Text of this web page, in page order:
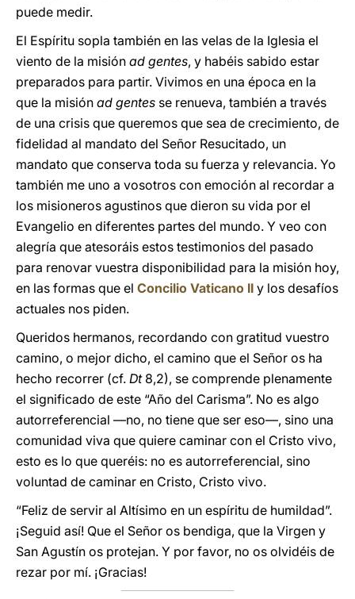
puede medir.
El Espíritu sopla también en las velas de la Iglesia el
viento de la misión ad gentes, y habéis sabido estar
preparados para partir. Vivimos en una época en la
que la misión ad gentes se renueva, también a través
de una crisis que queremos que sea de crecimiento, de
fidelidad al mandato del Señor Resucitado, un
mandato que conserva toda su fuerza y relevancia. Yo
también me uno a vosotros con emoción al recordar a
los misioneros agustinos que dieron su vida por el
Evangelio en diferentes partes del mundo. Y veo con
alegría que atesoráis estos testimonios del pasado
para renovar vuestra disponibilidad para la misión hoy,
en las formas que el Concilio Vaticano II y los desafíos
actuales nos piden.
Queridos hermanos, recordando con gratitud vuestro
camino, o mejor dicho, el camino que el Señor os ha
hecho recorrer (cf. Dt8,2), se comprende plenamente
el significado de este “Año del Carisma”. No es algo
autorreferencial ―no, no tiene que ser eso―, sino una
comunidad viva que quiere caminar con el Cristo vivo,
esto es lo que queréis: no es autorreferencial, sino
voluntad de caminar en Cristo, Cristo vivo.
“Feliz de servir al Altísimo en un espíritu de humildad”.
¡Seguid así! Que el Señor os bendiga, que la Virgen y
San Agustín os protejan. Y por favor, no os olvidéis de
rezar por mí. ¡Gracias!